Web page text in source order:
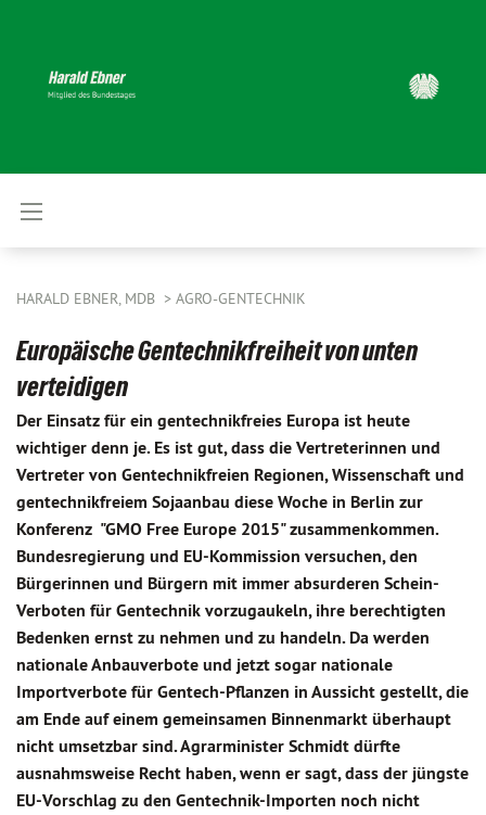
HARALD EBNER, MDB AGRO-GENTECHNIK
Europäische Gentechnikfreiheit von unten
verteidigen
Der Einsatz für ein gentechnikfreies Europa ist heute
wichtiger denn je. Es ist gut, dass die Vertreterinnen und
Vertreter von Gentechnikfreien Regionen, Wissenschaft und
gentechnikfreiem Sojaanbau diese Woche in Berlin zur
Konferenz "GMO Free Europe 2015" zusammenkommen.
Bundesregierung und EU-Kommission versuchen, den
Bürgerinnen und Bürgern mit immer absurderen Schein-
Verboten für Gentechnik vorzugaukeln, ihre berechtigten
Bedenken ernst zu nehmen und zu handeln. Da werden
nationale Anbauverbote und jetzt sogar nationale
Importverbote für Gentech-Pflanzen in Aussicht gestellt, die
am Ende auf einem gemeinsamen Binnenmarkt überhaupt
nicht umsetzbar sind. Agrarminister Schmidt dürfte
ausnahmsweise Recht haben, wenn er sagt, dass der jüngste
EU-Vorschlag zu den Gentechnik-Importen noch nicht